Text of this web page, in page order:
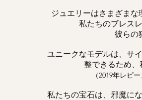
ジュエリーはさまざまな
私たちのブレス
彼らの
ユニークなモデルは、サ
整できるため、
（2019年レピ
私たちの宝石は、邪魔に